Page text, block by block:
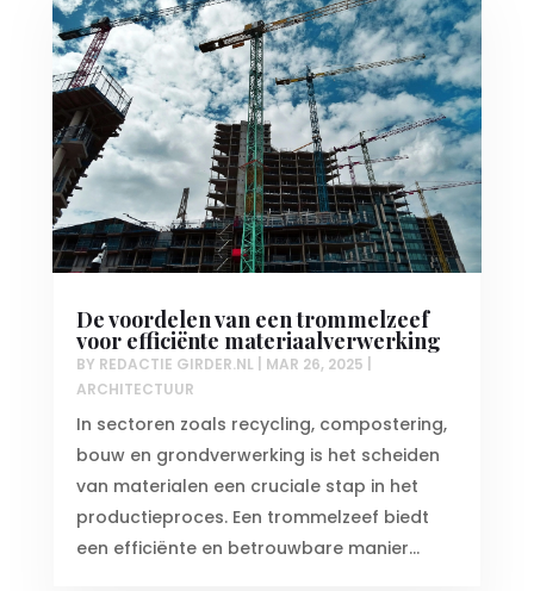
De voordelen van een trommelzeef
voor efficiënte materiaalverwerking
BY REDACTIE GIRDER.NL| MAR 26, 2025
ARCHITECTUUR
In sectoren zoals recycling, compostering,
bouw en grondverwerking is het scheiden
van materialen een cruciale stap in het
productieproces. Een trommelzeef biedt
een efficiënte en betrouwbare manier...